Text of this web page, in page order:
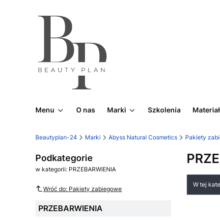
Menu O nas Marki Szkolenia
Beautyplan-24 Marki Abyss Natural Cosmetics Pakiety
Podkategorie
w kategorii: PRZEBARWIENIA
Wróć do: Pakiety zabiegowe
PRZEBARWIENIA
W tej